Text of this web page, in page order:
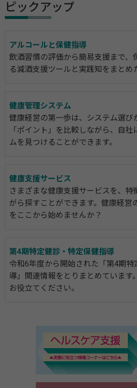
ピックアップ
アルコールと保健指導
飲酒習慣の評価から簡易支援まで、
る減酒支援ツールと実践知をまとめ
健康管理システム
健康経営の第一歩は、システム選び
「ポイント」を比較しながら、自
ムを見つけることができます。
健康支援サービス
さまざまな健康支援サービスを、特
がら探すことができます。健康経営
をここから始めませんか？
第4期特定健診・特定保健指導
令和6年度から開始された「第4期
導」関連情報をとりまとめています
お役立てください。